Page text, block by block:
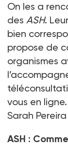
On les a
des ASH.
bien
propose de
organismes
vous en
Sarah
ASH :